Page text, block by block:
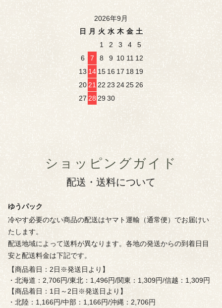
2026年9月
日
月 火 水 木 金 土
1
2 3 4
5
6
7 8 9 10 11 12
13 14 15 16 17 18 19
20 21 22 23 242526
27 28 2930
ショッピングガイド
配送・送料について
ゆうパック
冷やす必要のない商品の配送はヤマト運輸（通常便）でお届けい
たします。
配送地域によって送料が異なります。各地の発送からの到着日目
安と配送料金は下記です。
【商品着日：2日※発送日より】
・北海道：2,706円/東北：1,496円/関東：1,309円/信越：1,309円
【商品着日：1日～2日※発送日より】
・北陸：1,166円/中部：1,166円/沖縄：2,706円